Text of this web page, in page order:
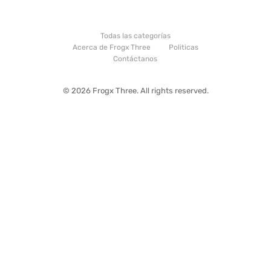
Todas las categorías
Acerca de Frogx Three
Politicas
Contáctanos
© 2026 Frogx Three. All rights reserved.